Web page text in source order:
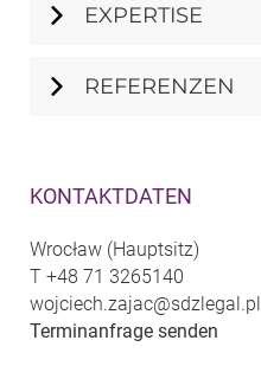
KONTAKTDATEN
Wrocław (Hauptsitz)
T +48 71 3265140
wojciech.zajac@sdzlegal.pl
Terminanfrage senden
EXPERTISE
REFERENZEN